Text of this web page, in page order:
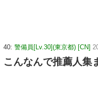
40: 警備員[Lv.30](東京都) [CN]
こんなんで推薦人集